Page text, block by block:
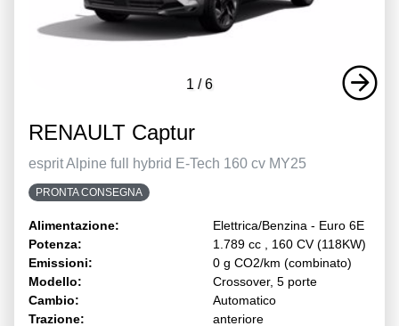
1 /6
RENAULT Captur
esprit Alpine full hybrid E-Tech 160 cv MY25
PRONTA CONSEGNA
Alimentazione:
Elettrica/Benzina - Euro 6E
Potenza:
1.789 cc , 160 CV (118KW)
Emissioni:
0 g CO2/km (combinato)
Modello:
Crossover, 5 porte
Cambio:
Automatico
Trazione:
anteriore